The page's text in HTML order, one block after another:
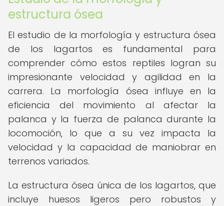
estructura ósea
El estudio de la morfología y estructura ósea
de los lagartos es fundamental para
comprender cómo estos reptiles logran su
impresionante velocidad y agilidad en la
carrera. La morfología ósea influye en la
eficiencia del movimiento al afectar la
palanca y la fuerza de palanca durante la
locomoción, lo que a su vez impacta la
velocidad y la capacidad de maniobrar en
terrenos variados.
La estructura ósea única de los lagartos, que
incluye huesos ligeros pero robustos y